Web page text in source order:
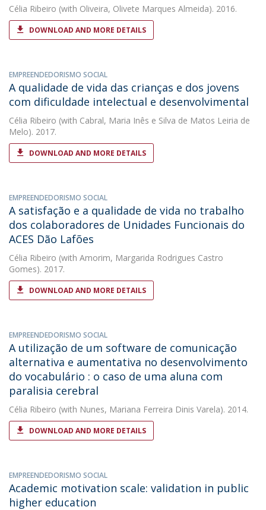
Célia Ribeiro (with Oliveira, Olivete Marques Almeida). 2016.
DOWNLOAD AND MORE DETAILS
EMPREENDEDORISMO SOCIAL
A qualidade de vida das crianças e dos jovens
com dificuldade intelectual e desenvolvimental
Célia Ribeiro (with Cabral, Maria Inês e Silva de Matos Leiria de
Melo). 2017.
DOWNLOAD AND MORE DETAILS
EMPREENDEDORISMO SOCIAL
A satisfação e a qualidade de vida no trabalho
dos colaboradores de Unidades Funcionais do
ACES Dão Lafões
Célia Ribeiro (with Amorim, Margarida Rodrigues Castro
Gomes). 2017.
DOWNLOAD AND MORE DETAILS
EMPREENDEDORISMO SOCIAL
A utilização de um software de comunicação
alternativa e aumentativa no desenvolvimento
do vocabulário : o caso de uma aluna com
paralisia cerebral
Célia Ribeiro (with Nunes, Mariana Ferreira Dinis Varela). 2014.
DOWNLOAD AND MORE DETAILS
EMPREENDEDORISMO SOCIAL
Academic motivation scale: validation in public
higher education